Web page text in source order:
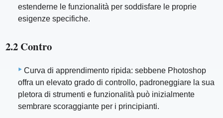
estenderne le funzionalità per soddisfare le proprie
esigenze specifiche.
2.2 Contro
Curva di apprendimento ripida: sebbene Photoshop
offra un elevato grado di controllo, padroneggiare la sua
pletora di strumenti e funzionalità può inizialmente
sembrare scoraggiante per i principianti.